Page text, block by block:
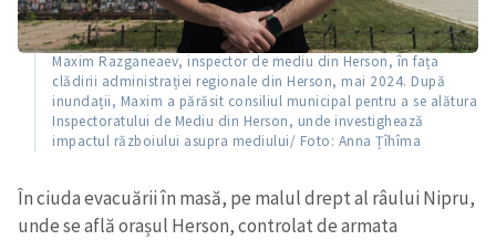
Maxim Razganeaev, inspector de mediu din Herson, în fața
clădirii administrației regionale din Herson, mai 2024. După
inundații, Maxim a părăsit consiliul municipal pentru a se alătura
Inspectoratului de Mediu din Herson, unde investighează
impactul războiului asupra mediului/ Foto: Anna Țîhîma
În ciuda evacuării în masă, pe malul drept al râului Nipru,
unde se află orașul Herson, controlat de armata